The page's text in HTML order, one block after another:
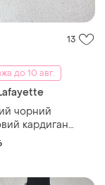
13
до 10 авг.
чорний
кардиган
стиль,
якість!